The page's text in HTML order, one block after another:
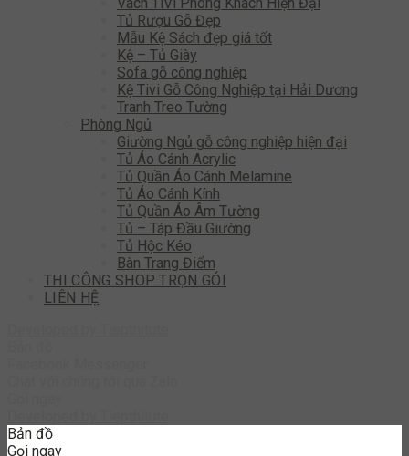
Vách TiVi Phòng Khách Hiện Đại
Tủ Rượu Gỗ Đẹp
Mẫu Kệ Sách đẹp giá tốt
Kệ – Tủ Giày
Sofa gỗ công nghiệp
Kệ Tivi Gỗ Công Nghiệp tại Hải Dương
Tranh Treo Tường
Phòng Ngủ
Giường Ngủ gỗ công nghiệp hiện đại
Tủ Áo Cánh Acrylic
Tủ Quần Áo Cánh Melamine
Tủ Áo Cánh Kính
Tủ Quần Áo Âm Tường
Tủ – Táp Đầu Giường
Tủ Hộc Kéo
Bàn Trang Điểm
THI CÔNG SHOP TRỌN GÓI
LIÊN HỆ
Bản đồ
Gọi ngay